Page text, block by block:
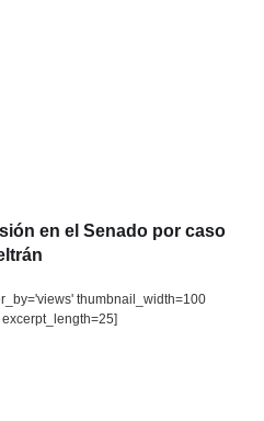
en el Senado por caso
thumbnail_width=100